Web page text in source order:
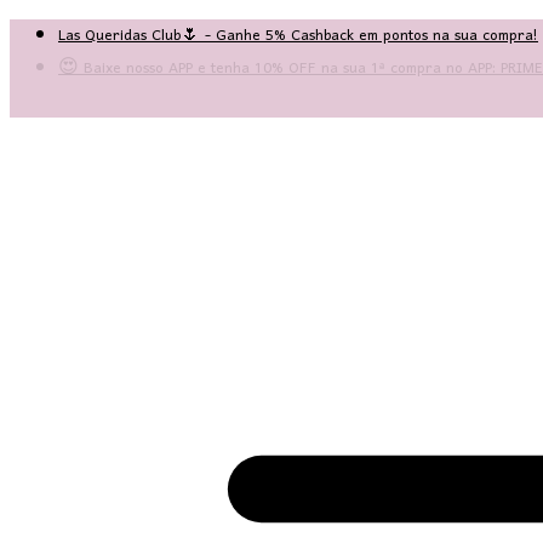
Las Queridas Club🌷 - Ganhe 5% Cashback em pontos na sua compra!
😍 Baixe nosso APP e tenha 10% OFF na sua 1ª compra no APP: